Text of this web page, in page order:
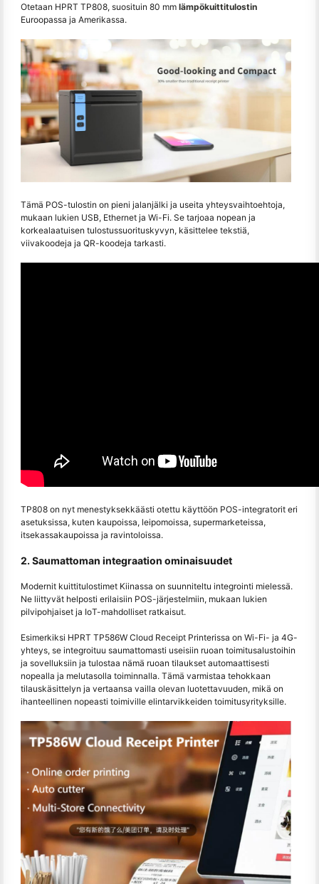
Otetaan HPRT TP808, suosituin 80 mm lämpökuittitulostin
Euroopassa ja Amerikassa.
Tämä POS-tulostin on pieni jalanjälki ja useita yhteysvaihtoehtoja,
mukaan lukien USB, Ethernet ja Wi-Fi. Se tarjoaa nopean ja
korkealaatuisen tulostussuorituskyvyn, käsittelee tekstiä,
viivakoodeja ja QR-koodeja tarkasti.
TP808 on nyt menestyksekkäästi otettu käyttöön POS-integratorit eri
asetuksissa, kuten kaupoissa, leipomoissa, supermarketeissa,
itsekassakaupoissa ja ravintoloissa.
2. Saumattoman integraation ominaisuudet
Modernit kuittitulostimet Kiinassa on suunniteltu integrointi mielessä.
Ne liittyvät helposti erilaisiin POS-järjestelmiin, mukaan lukien
pilvipohjaiset ja IoT-mahdolliset ratkaisut.
Esimerkiksi HPRT TP586W Cloud Receipt Printerissa on Wi-Fi- ja 4G-
yhteys, se integroituu saumattomasti useisiin ruoan toimitusalustoihin
ja sovelluksiin ja tulostaa nämä ruoan tilaukset automaattisesti
nopealla ja melutasolla toiminnalla. Tämä varmistaa tehokkaan
tilauskäsittelyn ja vertaansa vailla olevan luotettavuuden, mikä on
ihanteellinen nopeasti toimiville elintarvikkeiden toimitusyrityksille.